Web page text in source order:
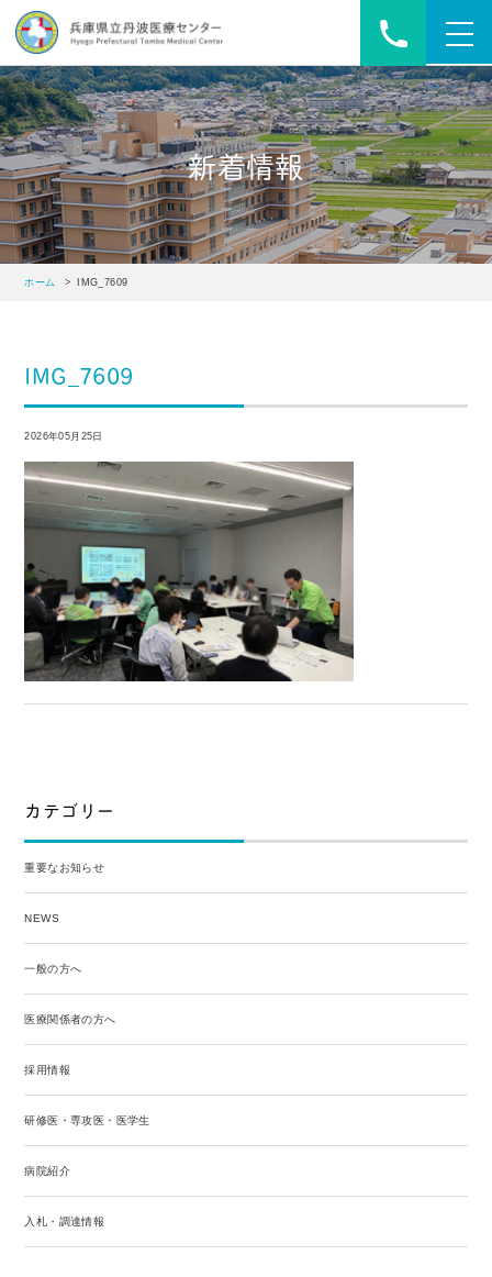
新着情報
ホーム > IMG_7609
IMG_7609
2026年05月25日
カテゴリー
重要なお知らせ
NEWS
一般の方へ
医療関係者の方へ
採用情報
研修医・専攻医・医学生
病院紹介
入札・調達情報